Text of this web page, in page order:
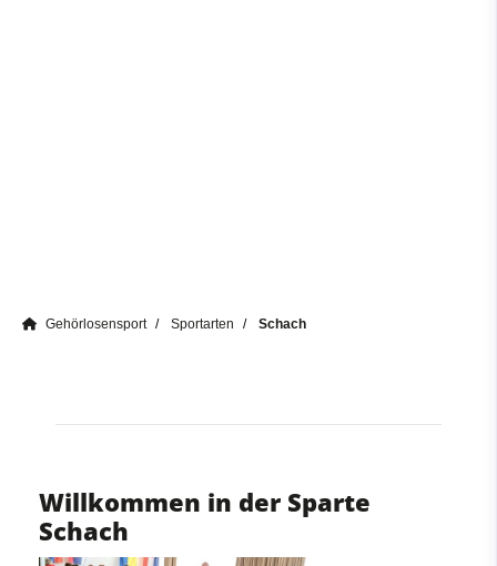
Gehörlosensport Sportarten Schach
Willkommen in der Sparte
Schach